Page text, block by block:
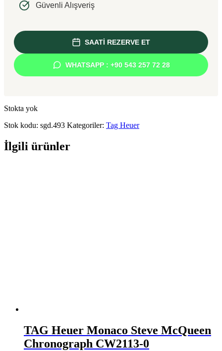
Güvenli Alışveriş
SAATİ REZERVE ET
WHATSAPP : +90 543 257 72 28
Stokta yok
Stok kodu: sgd.493 Kategoriler: Tag Heuer
İlgili ürünler
TAG Heuer Monaco Steve McQueen
Chronograph CW2113-0